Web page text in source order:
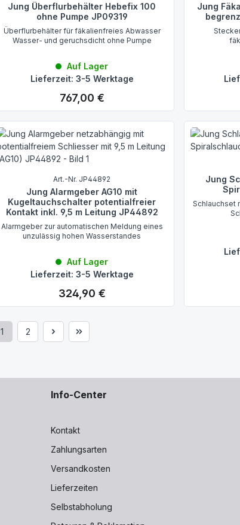
Jung Überflurbehälter Hebefix 100
ohne Pumpe JP09319
Überflurbehälter für fäkalienfreies Abwasser
Wasser- und geruchsdicht ohne Pumpe
Auf Lager
Lieferzeit: 3-5 Werktage
Regulärer Preis:
767,00 €
Jung
Art.-Nr. JP44892
Jung Alarmgeber AG10 mit
Kugeltauchschalter potentialfreier
Kontakt inkl. 9,5 m Leitung JP44892
Alarmgeber zur automatischen Meldung eines
unzulässig hohen Wasserstandes
Auf Lager
Lieferzeit: 3-5 Werktage
Regulärer Preis:
324,90 €
Jung
Schlauchset
Seite
1
Seite
2
Info-Center
Kontakt
Zahlungsarten
Versandkosten
Lieferzeiten
Selbstabholung